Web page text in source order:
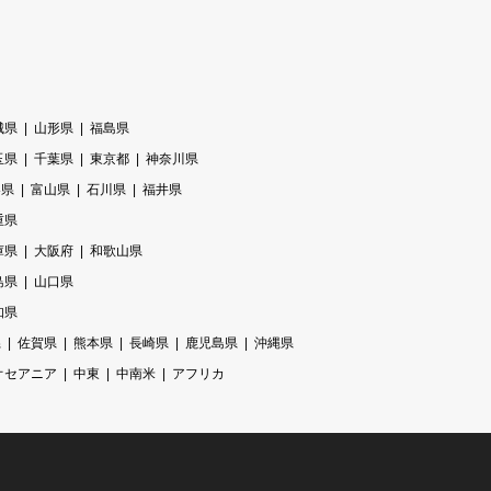
県 山形県
福島県
県
千葉県 東京都
神奈川県
富山県 石川県
福井県
県
県
大阪府
和歌山県
県
山口県
県
佐賀県 熊本県 長崎県 鹿児島県
沖縄県
セアニア
中東 中南米 アフリカ